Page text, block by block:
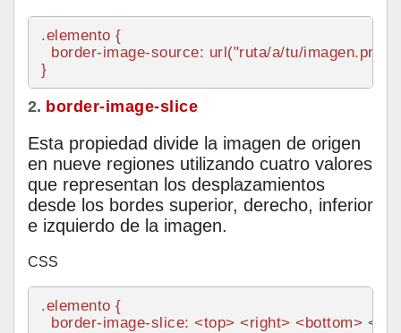
.elemento {
border-image-source: url("ruta/a/tu/imagen.png"
2. border-image-slice
Esta propiedad divide la imagen de origen
en nueve regiones utilizando cuatro valores
que representan los desplazamientos
desde los bordes superior, derecho, inferior
e izquierdo de la imagen.
CSS
.elemento {
border-image-slice: <top> <right> <bottom>